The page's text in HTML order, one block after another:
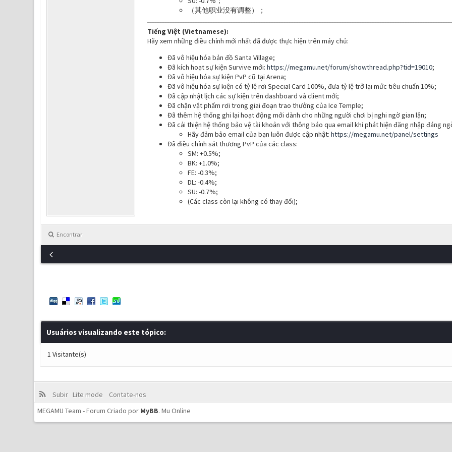
（其他职业没有调整）；
Tiếng Việt (Vietnamese):
Hãy xem những điều chỉnh mới nhất đã được thực hiện trên máy chủ:
Đã vô hiệu hóa bản đồ Santa Village;
Đã kích hoạt sự kiện Survive mới: https://megamu.net/forum/showthread.php?tid=19010;
Đã vô hiệu hóa sự kiện PvP cũ tại Arena;
Đã vô hiệu hóa sự kiện có tỷ lệ rơi Special Card 100%, đưa tỷ lệ trở lại mức tiêu chuẩn 10%;
Đã cập nhật lịch các sự kiện trên dashboard và client mới;
Đã chặn vật phẩm rơi trong giai đoạn trao thưởng của Ice Temple;
Đã thêm hệ thống ghi lại hoạt động mới dành cho những người chơi bị nghi ngờ gian lận;
Đã cải thiện hệ thống bảo vệ tài khoản với thông báo qua email khi phát hiện đăng nhập đáng
Hãy đảm bảo email của bạn luôn được cập nhật: https://megamu.net/panel/settings
Đã điều chỉnh sát thương PvP của các class:
SM: +0.5%;
BK: +1.0%;
FE: -0.3%;
DL: -0.4%;
SU: -0.7%;
(Các class còn lại không có thay đổi);
Encontrar
Usuários visualizando este tópico:
1 Visitante(s)
Subir Lite mode
Contate-nos
MEGAMU Team - Forum Criado por MyBB.Mu Online